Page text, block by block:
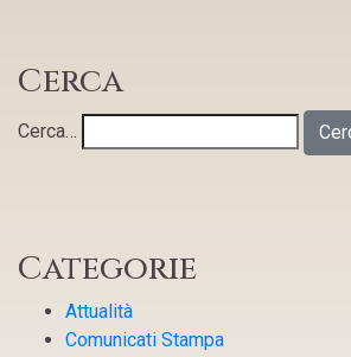
Cerca
Cerca…
Categorie
Attualità
Comunicati Stampa